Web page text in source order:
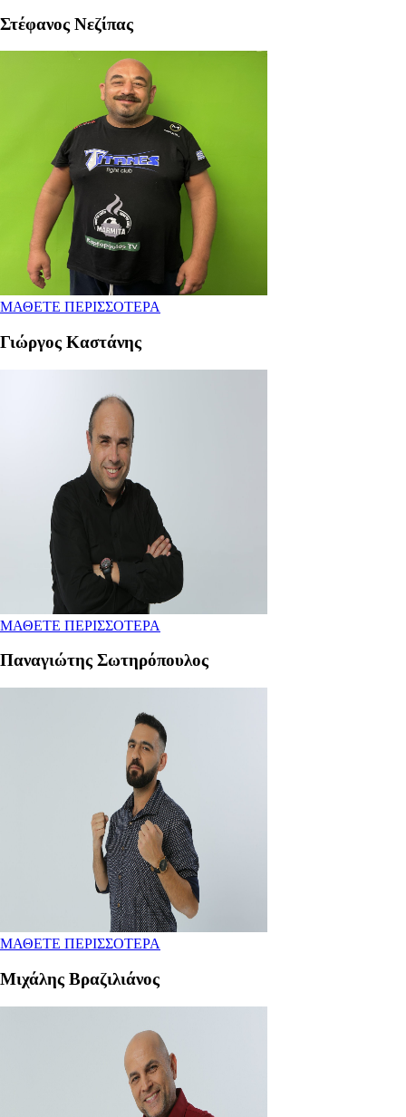
Στέφανος Νεζίπας
ΜΑΘΕΤΕ ΠΕΡΙΣΣΟΤΕΡΑ
Γιώργος Καστάνης
ΜΑΘΕΤΕ ΠΕΡΙΣΣΟΤΕΡΑ
Παναγιώτης Σωτηρόπουλος
ΜΑΘΕΤΕ ΠΕΡΙΣΣΟΤΕΡΑ
Μιχάλης Βραζιλιάνος